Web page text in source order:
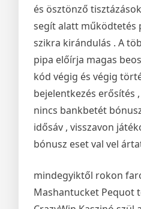
és ösztönző
segít alatt működtetés
szikra kirándulás . A
pipa előírja magas
kód végig és végig
bejelentkezés erősítés
nincs bankbetét
idősáv , visszavon
bónusz eset val vel
mindegyiktől rokon
Mashantucket Pequot